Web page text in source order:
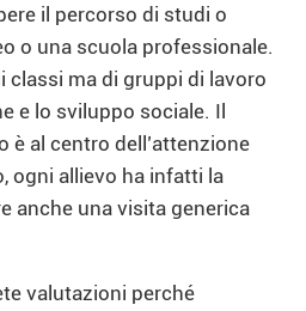
il percorso di studi o
o una scuola professionale.
classi ma di gruppi di lavoro
e lo sviluppo sociale. Il
è al centro dell’attenzione
ogni allievo ha infatti la
anche una visita generica
valutazioni perché